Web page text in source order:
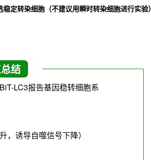
定转染细胞（不建议用瞬时转染细胞进行实验）
结
LC3报告基因稳转细胞系
，诱导自噬信号下降）